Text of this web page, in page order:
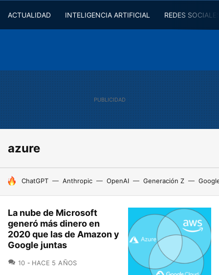
ACTUALIDAD INTELIGENCIA ARTIFICIAL REDES
azure
HOY SE HABLA DE
ChatGPT Anthropic OpenAI Generación Z
La nube de Microsoft
generó más dinero en
2020 que las de Amazon y
Google juntas
10 COMENTARIOS
HACE 5 AÑOS